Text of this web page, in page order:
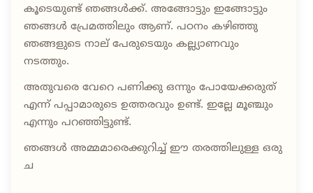
കൂടെയുണ്ട് ഞങ്ങൾക്ക്. അങ്ങോട്ടും ഇങ്ങോട്ടും
ഞങ്ങൾ പ്രേമത്തിലും ആണ്. പഠനം കഴിഞ്ഞു
ഞങ്ങളുടെ നാല് പേരുടെയും കല്ല്യാണവും
നടത്തും.
അതുവരെ വേറെ പണിക്കു ഒന്നും പോയേക്കരുത്
എന്ന് പപ്പാമാരുടെ ഉത്തരവും ഉണ്ട്. ഇല്ലേ മൂഞ്ചും
എന്നും പറഞ്ഞിട്ടുണ്ട്.
ഞങ്ങൾ അമ്മമാരെക്കുറിച്ച് ഈ തരത്തിലുള്ള ഒരു
ച